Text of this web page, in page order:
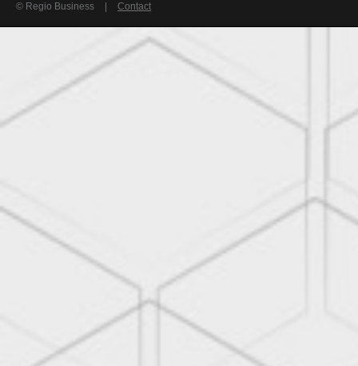
© Regio Business Contact